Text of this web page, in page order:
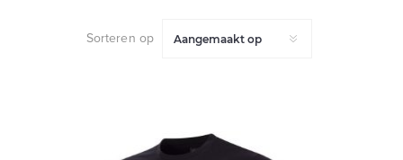
Sorteren op